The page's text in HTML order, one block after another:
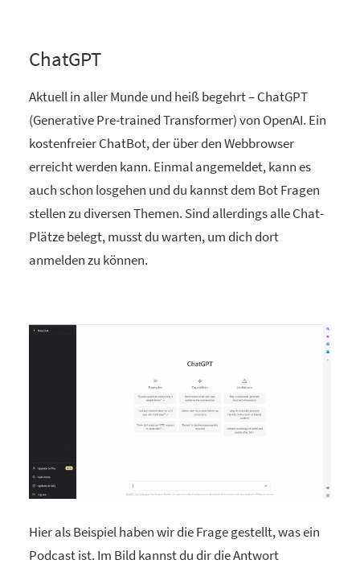
ChatGPT
Aktuell in aller Munde und heiß begehrt – ChatGPT
(Generative Pre-trained Transformer) von OpenAI. Ein
kostenfreier ChatBot, der über den Webbrowser
erreicht werden kann. Einmal angemeldet, kann es
auch schon losgehen und du kannst dem Bot Fragen
stellen zu diversen Themen. Sind allerdings alle Chat-
Plätze belegt, musst du warten, um dich dort
anmelden zu können.
Hier als Beispiel haben wir die Frage gestellt, was ein
Podcast ist. Im Bild kannst du dir die Antwort